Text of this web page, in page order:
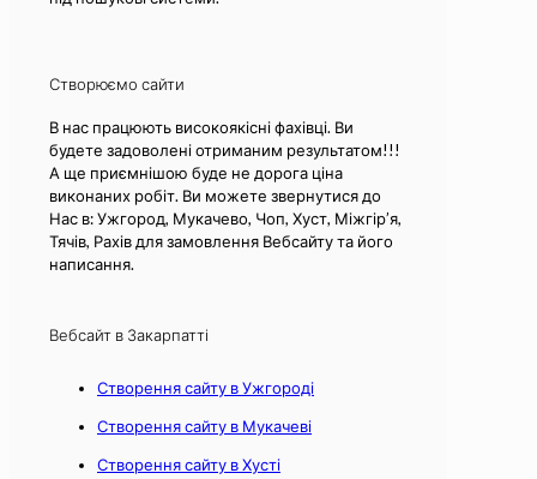
Створюємо сайти
В нас працюють високоякісні фахівці. Ви
будете задоволені отриманим результатом!!!
А ще приємнішою буде не дорога ціна
виконаних робіт. Ви можете звернутися до
Нас в: Ужгород, Мукачево, Чоп, Хуст, Міжгір’я,
Тячів, Рахів для замовлення Вебсайту та його
написання.
Вебсайт в Закарпатті
Створення сайту в Ужгороді
Створення сайту в Мукачеві
Створення сайту в Хусті